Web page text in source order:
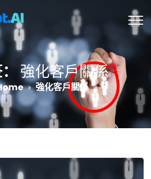
強化客戶關係
強化客戶關係